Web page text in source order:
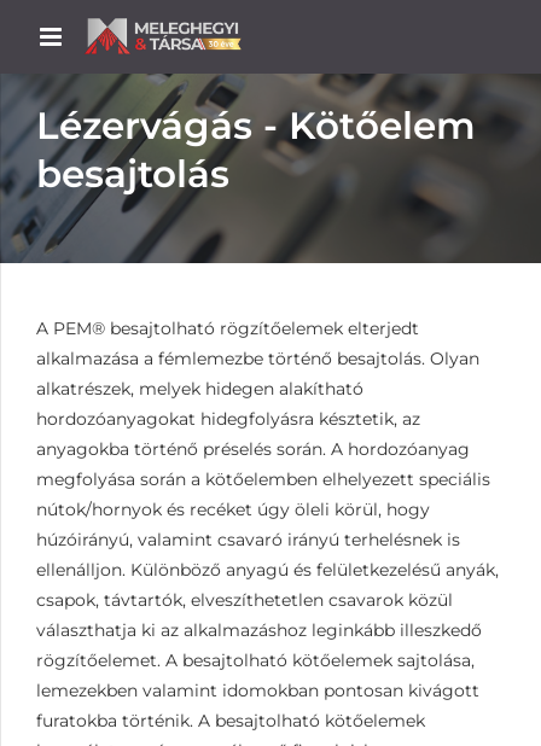
Lézervágás - Kötőelem
besajtolás
A PEM® besajtolható rögzítőelemek elterjedt
alkalmazása a fémlemezbe történő besajtolás. Olyan
alkatrészek, melyek hidegen alakítható
hordozóanyagokat hidegfolyásra késztetik, az
anyagokba történő préselés során. A hordozóanyag
megfolyása során a kötőelemben elhelyezett speciális
nútok/hornyok és recéket úgy öleli körül, hogy
húzóirányú, valamint csavaró irányú terhelésnek is
ellenálljon. Különböző anyagú és felületkezelésű anyák,
csapok, távtartók, elveszíthetetlen csavarok közül
választhatja ki az alkalmazáshoz leginkább illeszkedő
rögzítőelemet. A besajtolható kötőelemek sajtolása,
lemezekben valamint idomokban pontosan kivágott
furatokba történik. A besajtolható kötőelemek